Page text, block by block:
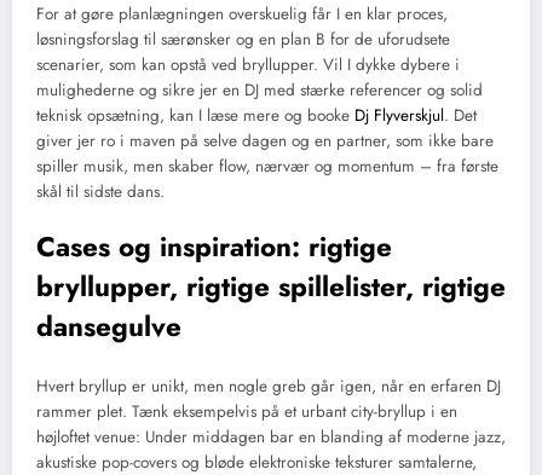
For at gøre planlægningen overskuelig får I en klar proces,
løsningsforslag til særønsker og en plan B for de uforudsete
scenarier, som kan opstå ved bryllupper. Vil I dykke dybere i
mulighederne og sikre jer en DJ med stærke referencer og solid
teknisk opsætning, kan I læse mere og booke Dj Flyverskjul. Det
giver jer ro i maven på selve dagen og en partner, som ikke bare
spiller musik, men skaber flow, nærvær og momentum – fra første
skål til sidste dans.
Cases og inspiration: rigtige
bryllupper, rigtige spillelister, rigtige
dansegulve
Hvert bryllup er unikt, men nogle greb går igen, når en erfaren DJ
rammer plet. Tænk eksempelvis på et urbant city-bryllup i en
højloftet venue: Under middagen bar en blanding af moderne jazz,
akustiske pop-covers og bløde elektroniske teksturer samtalerne,